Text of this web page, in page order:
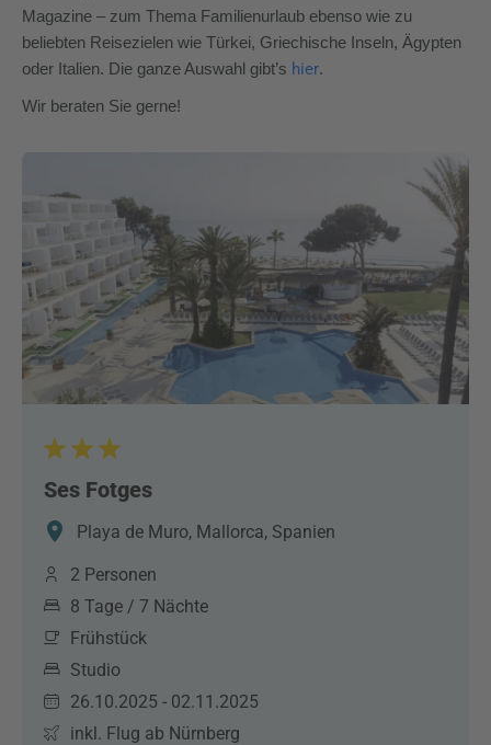
Magazine – zum Thema Familienurlaub ebenso wie zu
beliebten Reisezielen wie Türkei, Griechische Inseln, Ägypten
oder Italien. Die ganze Auswahl gibt’s hier.
Wir beraten Sie gerne!
Ses Fotges
Playa de Muro, Mallorca, Spanien
2 Personen
8 Tage / 7 Nächte
Frühstück
Studio
26.10.2025 - 02.11.2025
inkl. Flug ab Nürnberg